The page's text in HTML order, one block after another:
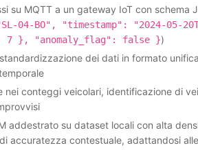
su MQTT a un gateway IoT con schema
04-BO", "timestamp": "2024-05-
}, "anomaly_flag": false })
dei dati in formato
nei conteggi veicolari, identificazione di
addestrato su dataset locali con alta
accuratezza contestuale, adattandosi